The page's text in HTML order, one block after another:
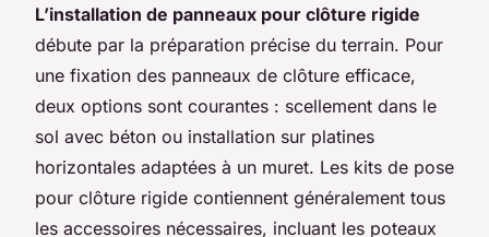
L’installation de panneaux pour clôture rigide
débute par la préparation précise du terrain. Pour
une fixation des panneaux de clôture efficace,
deux options sont courantes : scellement dans le
sol avec béton ou installation sur platines
horizontales adaptées à un muret. Les kits de pose
pour clôture rigide contiennent généralement tous
les accessoires nécessaires, incluant les poteaux